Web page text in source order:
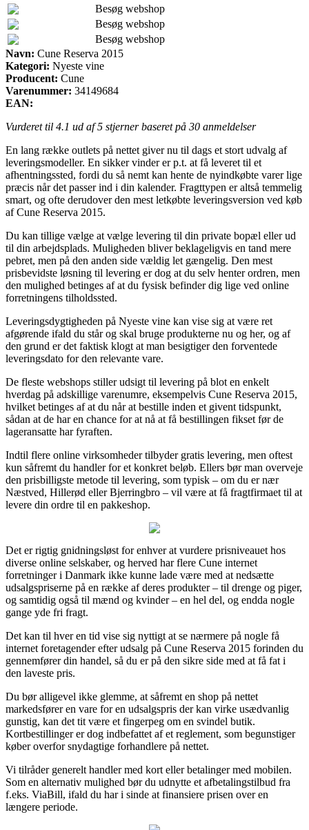
Besøg webshop
Besøg webshop
Besøg webshop
Navn: Cune Reserva 2015
Kategori: Nyeste vine
Producent: Cune
Varenummer: 34149684
EAN:
Vurderet til 4.1 ud af 5 stjerner baseret på 30 anmeldelser
En lang række outlets på nettet giver nu til dags et stort udvalg af
leveringsmodeller. En sikker vinder er p.t. at få leveret til et
afhentningssted, fordi du så nemt kan hente de nyindkøbte varer lige
præcis når det passer ind i din kalender. Fragttypen er altså temmelig
smart, og ofte derudover den mest letkøbte leveringsversion ved køb
af Cune Reserva 2015.
Du kan tillige vælge at vælge levering til din private bopæl eller ud
til din arbejdsplads. Muligheden bliver beklageligvis en tand mere
pebret, men på den anden side vældig let gængelig. Den mest
prisbevidste løsning til levering er dog at du selv henter ordren, men
den mulighed betinges af at du fysisk befinder dig lige ved online
forretningens tilholdssted.
Leveringsdygtigheden på Nyeste vine kan vise sig at være ret
afgørende ifald du står og skal bruge produkterne nu og her, og af
den grund er det faktisk klogt at man besigtiger den forventede
leveringsdato for den relevante vare.
De fleste webshops stiller udsigt til levering på blot en enkelt
hverdag på adskillige varenumre, eksempelvis Cune Reserva 2015,
hvilket betinges af at du når at bestille inden et givent tidspunkt,
sådan at de har en chance for at nå at få bestillingen fikset før de
lageransatte har fyraften.
Indtil flere online virksomheder tilbyder gratis levering, men oftest
kun såfremt du handler for et konkret beløb. Ellers bør man overveje
den prisbilligste metode til levering, som typisk – om du er nær
Næstved, Hillerød eller Bjerringbro – vil være at få fragtfirmaet til at
levere din ordre til en pakkeshop.
Det er rigtig gnidningsløst for enhver at vurdere prisniveauet hos
diverse online selskaber, og herved har flere Cune internet
forretninger i Danmark ikke kunne lade være med at nedsætte
udsalgspriserne på en række af deres produkter – til drenge og piger,
og samtidig også til mænd og kvinder – en hel del, og endda nogle
gange yde fri fragt.
Det kan til hver en tid vise sig nyttigt at se nærmere på nogle få
internet foretagender efter udsalg på Cune Reserva 2015 forinden du
gennemfører din handel, så du er på den sikre side med at få fat i
den laveste pris.
Du bør alligevel ikke glemme, at såfremt en shop på nettet
markedsfører en vare for en udsalgspris der kan virke usædvanlig
gunstig, kan det tit være et fingerpeg om en svindel butik.
Kortbestillinger er dog indbefattet af et reglement, som begunstiger
køber overfor snydagtige forhandlere på nettet.
Vi tilråder generelt handler med kort eller betalinger med mobilen.
Som en alternativ mulighed bør du udnytte et afbetalingstilbud fra
f.eks. ViaBill, ifald du har i sinde at finansiere prisen over en
længere periode.